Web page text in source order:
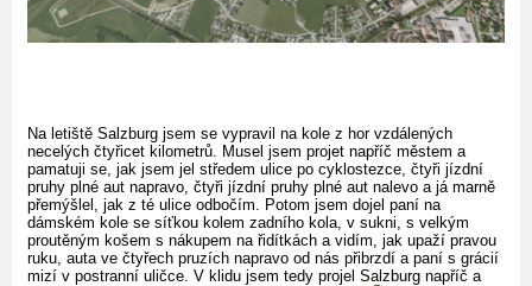
Na letiště Salzburg jsem se vypravil na kole z hor vzdálených
necelých čtyřicet kilometrů. Musel jsem projet napříč městem a
pamatuji se, jak jsem jel středem ulice po cyklostezce, čtyři jízdní
pruhy plné aut napravo, čtyři jízdní pruhy plné aut nalevo a já marně
přemýšlel, jak z té ulice odbočím. Potom jsem dojel paní na
dámském kole se síťkou kolem zadního kola, v sukni, s velkým
proutěným košem s nákupem na řidítkách a vidím, jak upaží pravou
ruku, auta ve čtyřech pruzích napravo od nás přibrzdí a paní s grácií
mizí v postranní uličce. V klidu jsem tedy projel Salzburg napříč a